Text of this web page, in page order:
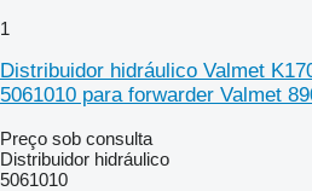
1
Distribuidor hidráulico Valmet
5061010 para forwarder Valmet
Preço sob consulta
Distribuidor hidráulico
5061010